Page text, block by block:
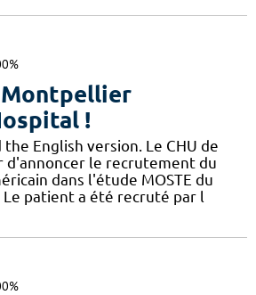
Montpellier
!
English version. Le CHU de
le recrutement du
dans l'étude MOSTE du
patient a été recruté par l